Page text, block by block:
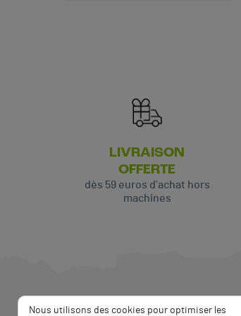
(3 avis)
LIVRAISON
OFFERTE
dès 59 euros d’achat hors
machines
Nous utilisons des cookies pour optimiser les